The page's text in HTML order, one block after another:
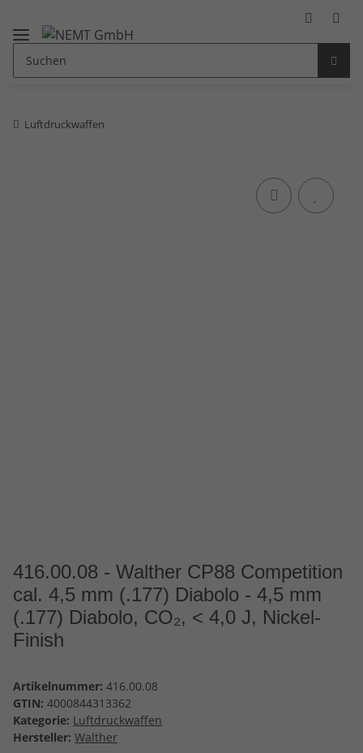
Luftdruckwaffen
416.00.08 - Walther CP88 Competition
cal. 4,5 mm (.177) Diabolo - 4,5 mm
(.177) Diabolo, CO₂, < 4,0 J, Nickel-
Finish
Artikelnummer: 416.00.08
GTIN: 4000844313362
Kategorie: Luftdruckwaffen
Hersteller: Walther